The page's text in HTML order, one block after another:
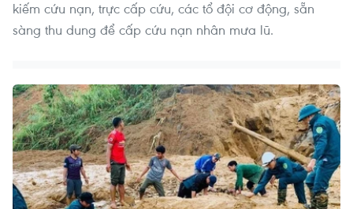
kiếm cứu nạn, trực cấp cứu, các tổ đội cơ động, sẵn
sàng thu dung để cấp cứu nạn nhân mưa lũ.